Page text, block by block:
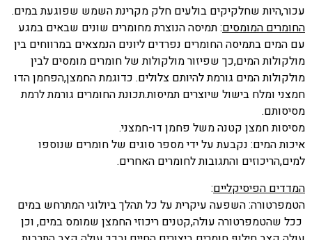
עכור,היות שחלקיקים בולעים חלק מקרינת השמש שפוגעת במים.
החומרים המומסים: תמיסה הנוצרת מחומרים שונים שבאים במגע
עם המים בתמיסה החומרים נפרדים ליונים הנמצאים במרווחים בין
מולקולות המים,כך שפיזור מולקולות של חומרים מומסים לבין
מולקולות המים גורמת להיותם צלולים. כדוגמת החמצן,הפחמן הדו
חמצני ומלח בישול שיוצרים תמיסות.תכונת החומרים גורמת לרמת
מסיסותם.
מסיסות חמצן קטנה משל פחמן דו-חמצני.
איכות המים: נקבעת על ידי מספר סוגים של חומרים שנוספו
למים,הריכוזים והתגובות לחומרים האחרים.
המדדים הפיסיקליים:
הטמפרטורה: השפעה עיקרית על כל תהלך ביולוגי המתרחש במים
ככל שהטמפרטורה עולה,קטנים ריכוזי החמצן שמומס במים, וכן